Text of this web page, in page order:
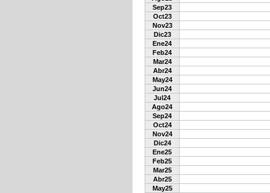
Sep23
Oct23
Nov23
Dic23
Ene24
Feb24
Mar24
Abr24
May24
Jun24
Jul24
Ago24
Sep24
Oct24
Nov24
Dic24
Ene25
Feb25
Mar25
Abr25
May25